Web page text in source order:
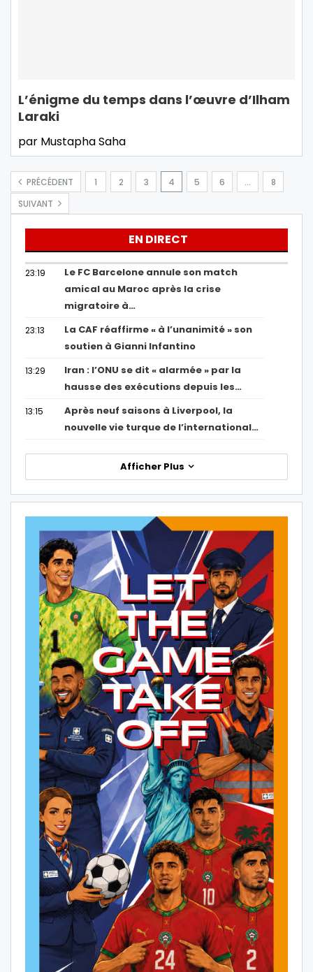
L’énigme du temps dans l’œuvre d’Ilham
Laraki
par Mustapha Saha
PRÉCÉDENT 1 2 3 4 5 6 …
8
SUIVANT
EN DIRECT
23:19
Le FC Barcelone annule son match
amical au Maroc après la crise
migratoire à…
23:13
La CAF réaffirme « à l’unanimité » son
soutien à Gianni Infantino
13:29
Iran : l’ONU se dit « alarmée » par la
hausse des exécutions depuis les…
13:15
Après neuf saisons à Liverpool, la
nouvelle vie turque de l’international…
Afficher Plus